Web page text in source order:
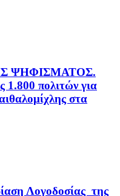
ΨΗΦΙΣΜΑΤΟΣ.
πολιτών για
στα
Λογοδοσίας της